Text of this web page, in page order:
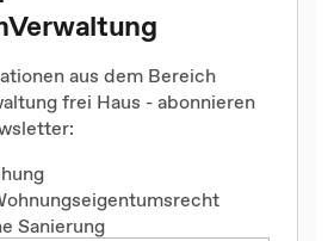
aus dem Bereich
frei Haus - abonnieren
Sanierung